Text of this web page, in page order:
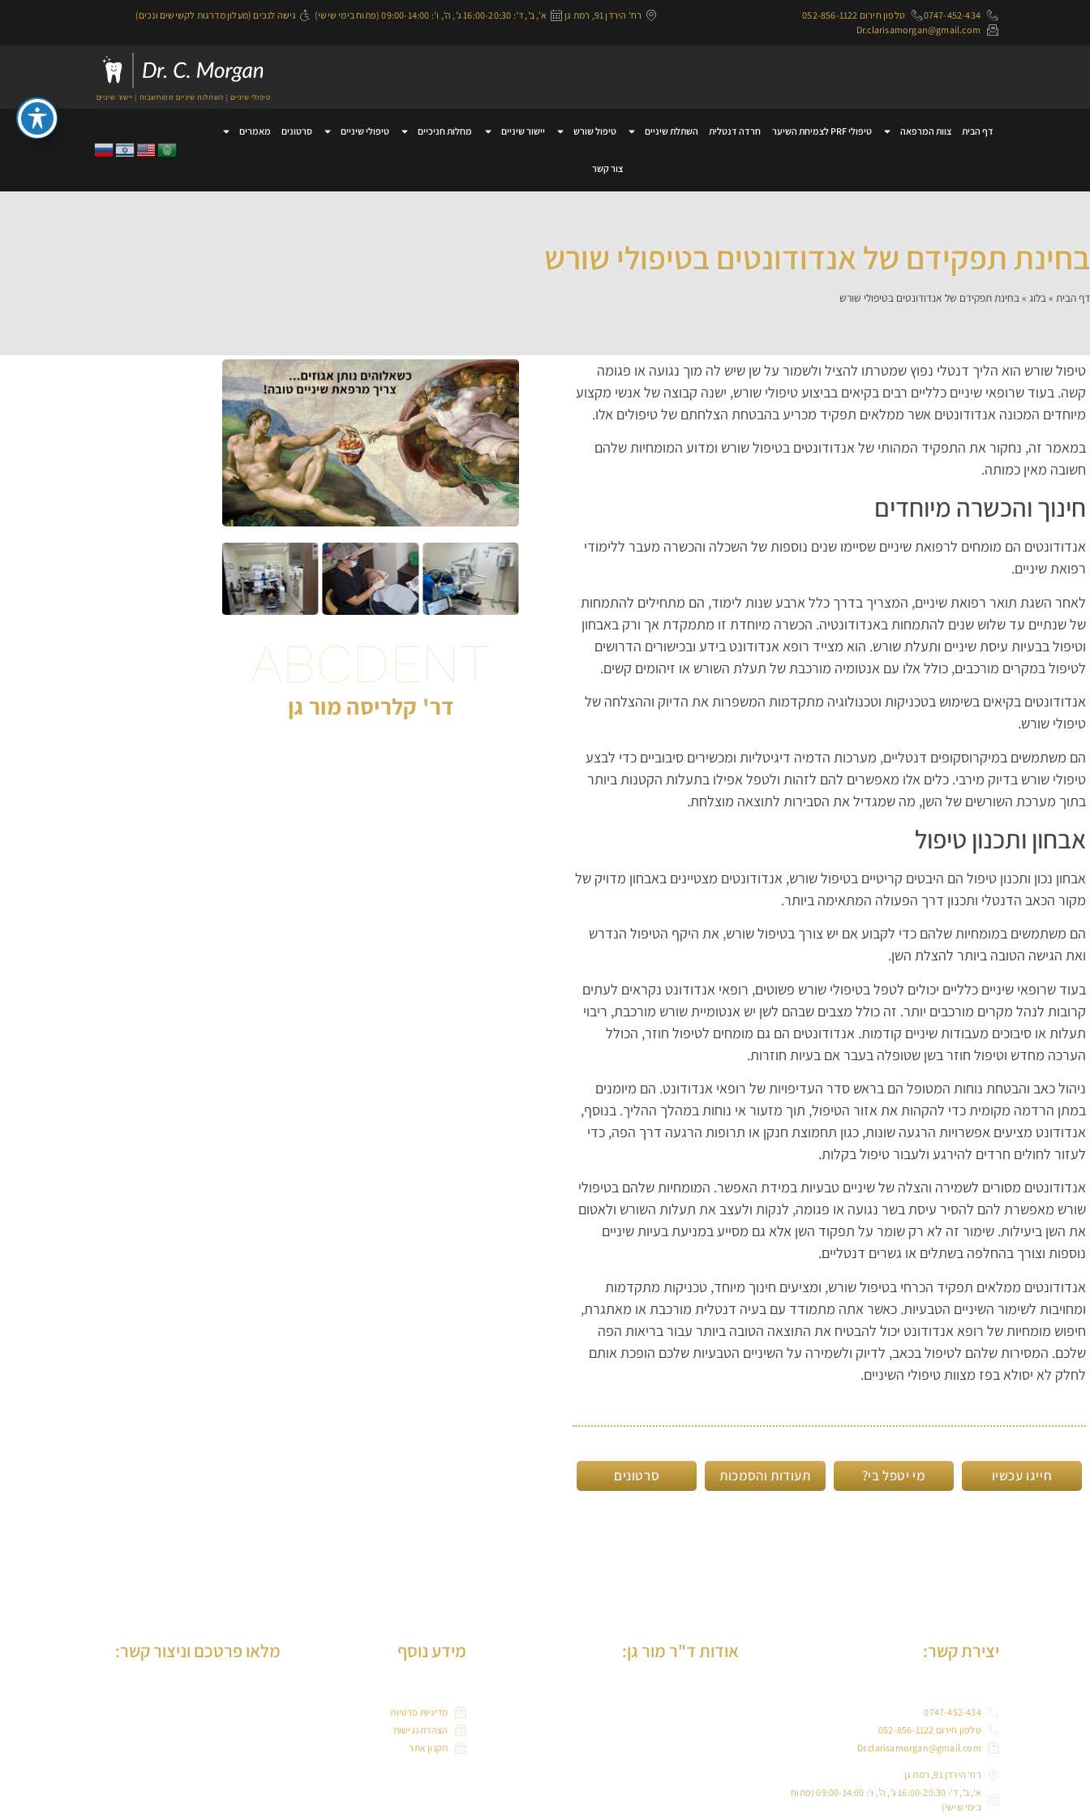
0747-452-434
טלפון חירום 052-856-1122
Dr.clarisamorgan@gmail.com
רח' הירדן 91, רמת גן א', ב', ד': 16:00-20:30 ג', ה', ו': 09:00-14:00 (פתוח בימי שישי) גישה לנכים (מעלון מדרגות לקשישים ונכים)
טיפולי שיניים | השתלות שיניים ממוחשבות | יישור שיניים
דף הבית צוות המרפאה טיפולי PRF לצמיחת השיער חרדה דנטלית השתלת שיניים טיפול שורש יישור שיניים מחלות חניכיים טיפולי שיניים סרטונים מאמרים
צור קשר
בחינת תפקידם של אנדודונטים בטיפולי שורש
דף הבית »בלוג »בחינת תפקידם של אנדודונטים בטיפולי שורש
טיפול שורש הוא הליך דנטלי נפוץ שמטרתו להציל ולשמור על שן שיש לה מוך נגועה או פגומה
קשה. בעוד שרופאי שיניים כלליים רבים בקיאים בביצוע טיפולי שורש, ישנה קבוצה של אנשי מקצוע
מיוחדים המכונה אנדודונטים אשר ממלאים תפקיד מכריע בהבטחת הצלחתם של טיפולים אלו.
במאמר זה, נחקור את התפקיד המהותי של אנדודונטים בטיפול שורש ומדוע המומחיות שלהם
חשובה מאין כמותה.
חינוך והכשרה מיוחדים
אנדודונטים הם מומחים לרפואת שיניים שסיימו שנים נוספות של השכלה והכשרה מעבר ללימודי
רפואת שיניים.
לאחר השגת תואר רפואת שיניים, המצריך בדרך כלל ארבע שנות לימוד, הם מתחילים להתמחות
של שנתיים עד שלוש שנים להתמחות באנדודונטיה. הכשרה מיוחדת זו מתמקדת אך ורק באבחון
וטיפול בבעיות עיסת שיניים ותעלת שורש. הוא מצייד רופא אנדודונט בידע ובכישורים הדרושים
לטיפול במקרים מורכבים, כולל אלו עם אנטומיה מורכבת של תעלת השורש או זיהומים קשים.
אנדודונטים בקיאים בשימוש בטכניקות וטכנולוגיה מתקדמות המשפרות את הדיוק וההצלחה של
טיפולי שורש.
הם משתמשים במיקרוסקופים דנטליים, מערכות הדמיה דיגיטליות ומכשירים סיבוביים כדי לבצע
טיפולי שורש בדיוק מירבי. כלים אלו מאפשרים להם לזהות ולטפל אפילו בתעלות הקטנות ביותר
בתוך מערכת השורשים של השן, מה שמגדיל את הסבירות לתוצאה מוצלחת.
אבחון ותכנון טיפול
אבחון נכון ותכנון טיפול הם היבטים קריטיים בטיפול שורש, אנדודונטים מצטיינים באבחון מדויק של
מקור הכאב הדנטלי ותכנון דרך הפעולה המתאימה ביותר.
הם משתמשים במומחיות שלהם כדי לקבוע אם יש צורך בטיפול שורש, את היקף הטיפול הנדרש
ואת הגישה הטובה ביותר להצלת השן.
בעוד שרופאי שיניים כלליים יכולים לטפל בטיפולי שורש פשוטים, רופאי אנדודונט נקראים לעתים
קרובות לנהל מקרים מורכבים יותר. זה כולל מצבים שבהם לשן יש אנטומיית שורש מורכבת, ריבוי
תעלות או סיבוכים מעבודות שיניים קודמות. אנדודונטים הם גם מומחים לטיפול חוזר, הכולל
הערכה מחדש וטיפול חוזר בשן שטופלה בעבר אם בעיות חוזרות.
ניהול כאב והבטחת נוחות המטופל הם בראש סדר העדיפויות של רופאי אנדודונט. הם מיומנים
במתן הרדמה מקומית כדי להקהות את אזור הטיפול, תוך מזעור אי נוחות במהלך ההליך. בנוסף,
אנדודונט מציעים אפשרויות הרגעה שונות, כגון תחמוצת חנקן או תרופות הרגעה דרך הפה, כדי
לעזור לחולים חרדים להירגע ולעבור טיפול בקלות.
אנדודונטים מסורים לשמירה והצלה של שיניים טבעיות במידת האפשר. המומחיות שלהם בטיפולי
שורש מאפשרת להם להסיר עיסת בשר נגועה או פגומה, לנקות ולעצב את תעלות השורש ולאטום
את השן ביעילות. שימור זה לא רק שומר על תפקוד השן אלא גם מסייע במניעת בעיות שיניים
נוספות וצורך בהחלפה בשתלים או גשרים דנטליים.
אנדודונטים ממלאים תפקיד הכרחי בטיפול שורש, ומציעים חינוך מיוחד, טכניקות מתקדמות
ומחויבות לשימור השיניים הטבעיות. כאשר אתה מתמודד עם בעיה דנטלית מורכבת או מאתגרת,
חיפוש מומחיות של רופא אנדודונט יכול להבטיח את התוצאה הטובה ביותר עבור בריאות הפה
שלכם. המסירות שלהם לטיפול בכאב, לדיוק ולשמירה על השיניים הטבעיות שלכם הופכת אותם
לחלק לא יסולא בפז מצוות טיפולי השיניים.
חייגו עכשיו מי יטפל בי? תעודות והסמכות סרטונים
ABCDENT
דר' קלריסה מור גן
יצירת קשר:
0747-452-434
טלפון חירום 052-856-1122
Dr.clarisamorgan@gmail.com
רח' הירדן 91, רמת גן
א', ב', ד': 16:00-20:30 ג', ה', ו': 09:00-14:00 (פתוח
בימי שישי)
אודות ד"ר מור גן: מידע נוסף
מדיניות פרטיות
הצהרת נגישות
תקנון אתר
מלאו פרטכם וניצור קשר: